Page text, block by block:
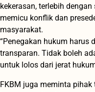
kekerasan, terlebih
memicu konflik dan
masyarakat.
“Penegakan hukum harus
transparan. Tidak boleh
untuk lolos dari jerat
FKBM juga meminta